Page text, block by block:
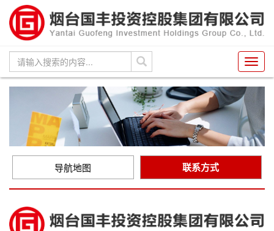
导航地图 联系方式